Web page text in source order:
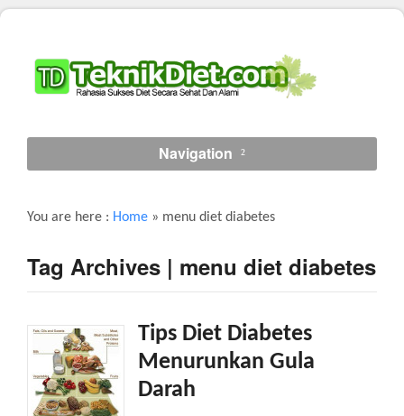
Navigation
You are here : Home » menu diet diabetes
Tag Archives | menu diet diabetes
Tips Diet Diabetes
Menurunkan Gula
Darah